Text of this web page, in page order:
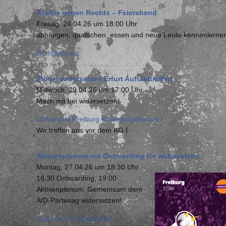
Azubis gegen Rechts – Feierabend
Freitag, 24.04.26 um 18:00 Uhr
abhängen, quatschen, essen und neue Leute
Eschholzpark
Studis widersetzen Erfurt Auftakttreffen
Mittwoch, 29.04.26 um 17:00 Uhr
Mach mit bei widersetzen!
Universität Freiburg Kollegiengebäude I
Wir treffen uns vor dem KG I
Aktivenplenum mit Onboarding für widersetzen
Montag, 27.04.26 um 18:30 Uhr
18:30 Onboarding, 19:00
Aktivenplenum. Gemeinsam dem
AfD-Parteitag widersetzen!
Haus des Engagements